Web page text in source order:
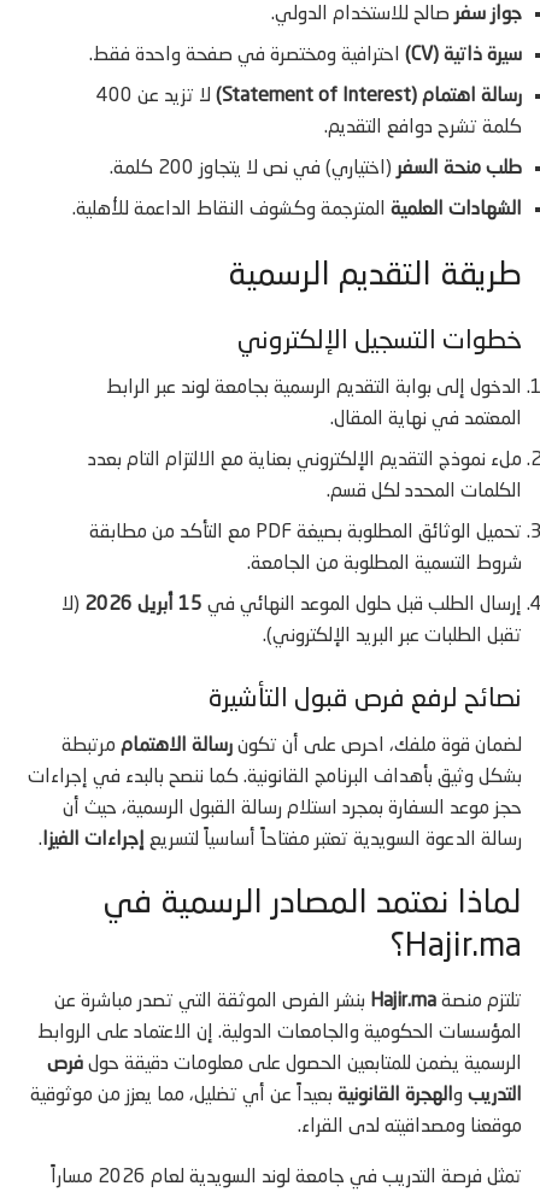
جواز سفر صالح للاستخدام الدولي.
سيرة ذاتية (CV) احترافية ومختصرة في صفحة واحدة فقط.
رسالة اهتمام (Statement of Interest)
لا تزيد عن 400
كلمة تشرح دوافع التقديم.
طلب منحة السفر (اختياري) في نص لا يتجاوز 200 كلمة.
الشهادات العلمية المترجمة وكشوف النقاط الداعمة للأهلية.
طريقة التقديم الرسمية
خطوات التسجيل الإلكتروني
الدخول إلى بوابة التقديم الرسمية بجامعة لوند عبر الرابط
المعتمد في نهاية المقال.
ملء نموذج التقديم الإلكتروني بعناية مع الالتزام التام بعدد
الكلمات المحدد لكل قسم.
تحميل الوثائق المطلوبة بصيغة PDF مع التأكد من مطابقة
شروط التسمية المطلوبة من الجامعة.
إرسال الطلب قبل حلول الموعد النهائي في 15 أبريل 2026
(لا
تقبل الطلبات عبر البريد الإلكتروني).
نصائح لرفع فرص قبول التأشيرة
لضمان قوة ملفك، احرص على أن تكون رسالة الاهتمام مرتبطة
بشكل وثيق بأهداف البرنامج القانونية. كما ننصح بالبدء في إجراءات
حجز موعد السفارة بمجرد استلام رسالة القبول الرسمية، حيث أن
رسالة الدعوة السويدية تعتبر مفتاحاً أساسياً لتسريع إجراءات الفيزا .
لماذا نعتمد المصادر الرسمية في
Hajir.ma؟
تلتزم منصة Hajir.ma بنشر الفرص الموثقة التي تصدر مباشرة عن
المؤسسات الحكومية والجامعات الدولية. إن الاعتماد على الروابط
الرسمية يضمن للمتابعين الحصول على معلومات دقيقة حول فرص
التدريب و الهجرة القانونية بعيداً عن أي تضليل، مما يعزز من موثوقية
موقعنا ومصداقيته لدى القراء.
تمثل فرصة التدريب في جامعة لوند السويدية لعام 2026 مساراً